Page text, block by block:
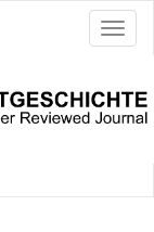
ein-/